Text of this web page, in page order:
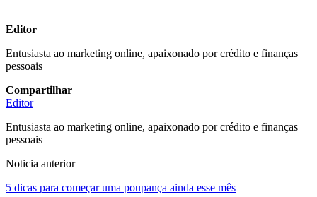
Editor
Entusiasta ao marketing online, apaixonado por crédito e finanças
pessoais
Compartilhar
Editor
Entusiasta ao marketing online, apaixonado por crédito e finanças
pessoais
Noticia anterior
5 dicas para começar uma poupança ainda esse mês